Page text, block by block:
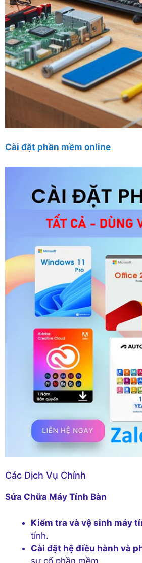
Cài đặt phần mềm online
Các Dịch Vụ Chính
Sửa Chữa Máy Tính Bàn
Kiểm tra và vệ sinh máy
tính.
Cài đặt hệ điều hành và
sự cố phần mềm.